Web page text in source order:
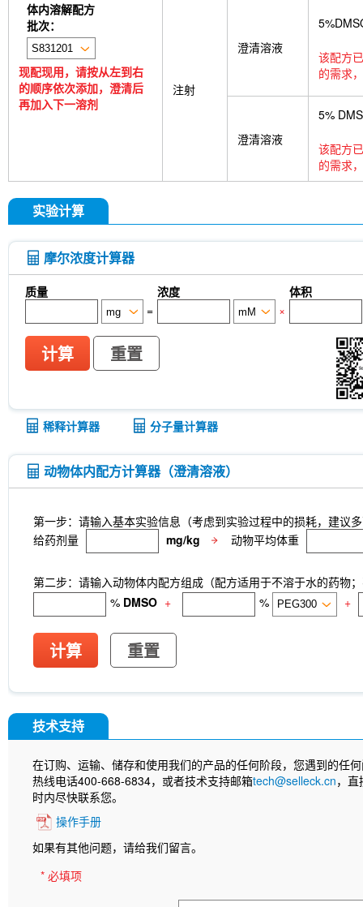
体内溶解配方
批次：
现配现用，请按从左到右
的顺序依次添加，澄清后
再加入下一溶剂
注射
澄清溶液
该配方
的需求
澄清溶液
5%
该配方
的需求
实验计算
摩尔浓度计算器
质量 浓度
体积
=
×
计算 重置
稀释计算器 分子量计算器
动物体内配方计算器（澄清溶液）
第一步：请输入基本实验信息（考虑到实验过程中的损耗，建议
给药剂量
mg/kg 动物平均体重
第二步：请输入动物体内配方组成（配方适用于不溶于水的药物
% DMSO + % +
计算 重置
技术支持
在订购、运输、储存和使用我们的产品的任何阶段，您遇到的任
热线电话400-668-6834，或者技术支持邮箱tech@selleck.cn，
时内尽快联系您。
操作手册
如果有其他问题，请给我们留言。
* 必填项